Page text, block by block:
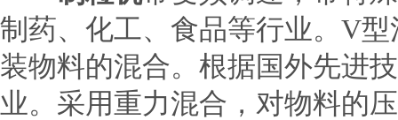
制药、化工、食品等行业。V
装物料的混合。根据国外先进
业。采用重力混合，对物料的